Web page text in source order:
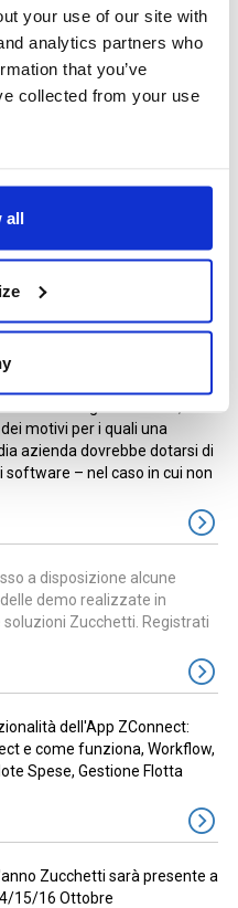
your use of our site with
analytics partners who
that you’ve
collected from your use
all
motivi per i quali una
azienda dovrebbe dotarsi di
software – nel caso in cui non
a disposizione alcune
demo realizzate in
soluzioni Zucchetti. Registrati
dell'App ZConnect:
e come funziona, Workflow,
Spese, Gestione Flotta
Zucchetti sarà presente a
15/16 Ottobre